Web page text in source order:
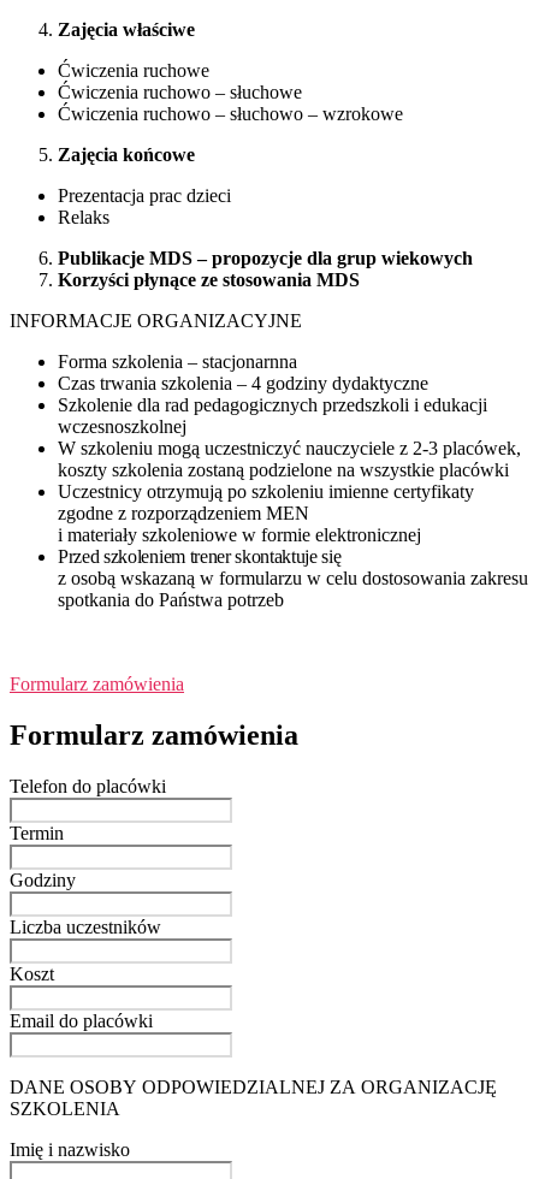
Zajęcia właściwe
Ćwiczenia ruchowe
Ćwiczenia ruchowo – słuchowe
Ćwiczenia ruchowo – słuchowo – wzrokowe
Zajęcia końcowe
Prezentacja prac dzieci
Relaks
Publikacje MDS – propozycje dla grup wiekowych
Korzyści płynące ze stosowania MDS
INFORMACJE ORGANIZACYJNE
Forma szkolenia – stacjonarnna
Czas trwania szkolenia – 4 godziny dydaktyczne
Szkolenie dla rad pedagogicznych przedszkoli i edukacji
wczesnoszkolnej
W szkoleniu mogą uczestniczyć nauczyciele z 2-3 placówek,
koszty szkolenia zostaną podzielone na wszystkie placówki
Uczestnicy otrzymują po szkoleniu imienne certyfikaty
zgodne z rozporządzeniem MEN
i materiały szkoleniowe w formie elektronicznej
Przed szkoleniem trener skontaktuje się
z osobą wskazaną w formularzu w celu dostosowania zakresu
spotkania do Państwa potrzeb
Formularz zamówienia
Formularz zamówienia
Telefon do placówki
Termin
Godziny
Liczba uczestników
Koszt
Email do placówki
DANE OSOBY ODPOWIEDZIALNEJ ZA ORGANIZACJĘ
SZKOLENIA
Imię i nazwisko